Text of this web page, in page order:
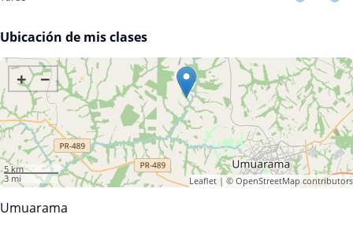
Ubicación de mis clases
+ −
5 km
3 mi
Leaflet| © OpenStreetMapcontributors
Umuarama